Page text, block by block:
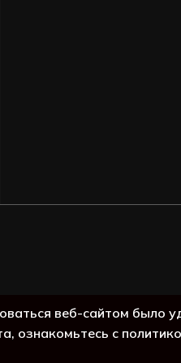
веб-сайтом было
ознакомьтесь с